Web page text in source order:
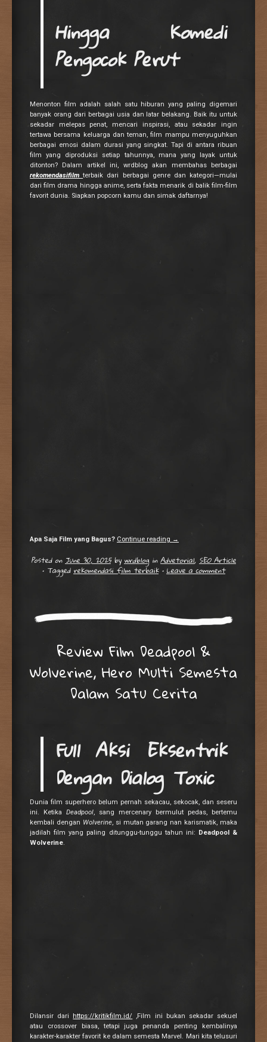
Hingga Komedi
Pengocok Perut
Menonton film adalah salah satu hiburan yang paling digemari
banyak orang dari berbagai usia dan latar belakang. Baik itu untuk
sekadar melepas penat, mencari inspirasi, atau sekadar ingin
tertawa bersama keluarga dan teman, film mampu menyuguhkan
berbagai emosi dalam durasi yang singkat. Tapi di antara ribuan
film yang diproduksi setiap tahunnya, mana yang layak untuk
ditonton? Dalam artikel ini, wrdblog akan membahas berbagai
rekomendasifilm terbaik dari berbagai genre dan kategori—mulai
dari film drama hingga anime, serta fakta menarik di balik film-film
favorit dunia. Siapkan popcorn kamu dan simak daftarnya!
Apa Saja Film yang Bagus? Continue reading →
Posted on June 30, 2025by wrdblog inAdvetorial, SEO Article
• Tagged rekomendasi film terbaik • Leave a comment
Review Film Deadpool &
Wolverine, Hero Multi Semesta
Dalam Satu Cerita
Full Aksi Eksentrik
Dengan Dialog Toxic
Dunia film superhero belum pernah sekacau, sekocak, dan seseru
ini. Ketika Deadpool, sang mercenary bermulut pedas, bertemu
kembali dengan Wolverine, si mutan garang nan karismatik, maka
jadilah film yang paling ditunggu-tunggu tahun ini:
Deadpool &
Wolverine.
Dilansir dari https://kritikfilm.id/ ,Film ini bukan sekadar sekuel
atau crossover biasa, tetapi juga penanda penting kembalinya
karakter-karakter favorit ke dalam semesta Marvel. Mari kita telusuri